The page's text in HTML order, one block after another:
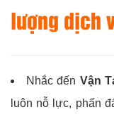
lượng dịch
Nhắc đến Vận
luôn nỗ lực, phấn